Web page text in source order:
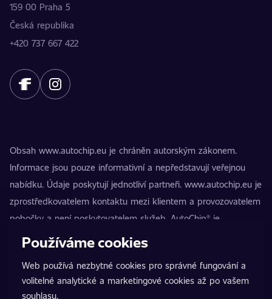
159 00 Praha 5
Česká republika
+420 737 667 422
Obsah www.autochip.eu je chráněn autorským zákonem.
Informace jsou pouze informativní a nepředstavují veřejnou
nabídku. Údaje poskytují jednotliví partneři. www.autochip.eu je
zprostředkovatelem kontaktu mezi klientem a provozovatelem
pobočky a není poskytovatelem služeb. AutoChip® je
registrovaná ochranná známka Petra Kučery. Úpravy, které
nezpůsobilosti vozidla k provozu na pozemních komunikacích.
Přesné informace poskytuje vždy konkrétní provozovatel
Používáme cookies
Web používá nezbytné cookies pro správné fungování a
volitelné analytické a marketingové cookies až po vašem
souhlasu.